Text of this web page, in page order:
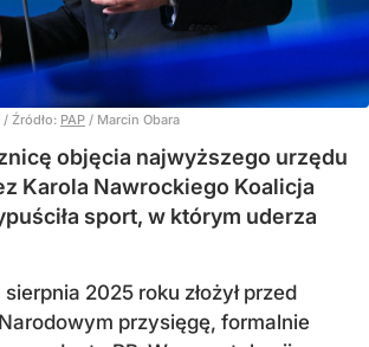
/ Źródło: PAP / Marcin Obara
objęcia najwyższego urzędu
Karola Nawrockiego Koalicja
sport, w którym uderza
2025 roku złożył przed
przysięgę, formalnie